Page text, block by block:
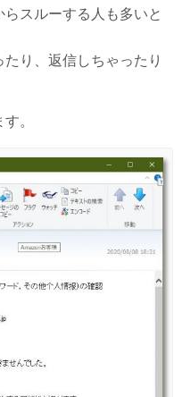
スルーする人も多いと
り、返信しちゃったり
。